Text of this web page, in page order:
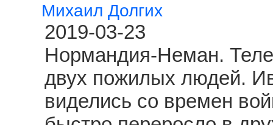
Михаил Долгих
2019-03-23
Нормандия-Неман.
двух пожилых людей.
виделись со времен